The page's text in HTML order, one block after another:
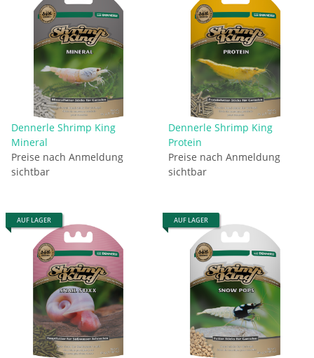
Dennerle Shrimp King
Mineral
Preise nach Anmeldung
sichtbar
Dennerle Shrimp King
Protein
Preise nach Anmeldung
sichtbar
AUF LAGER AUF LAGER